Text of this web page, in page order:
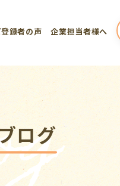
登録者の声 企業担当者様へ
ログ